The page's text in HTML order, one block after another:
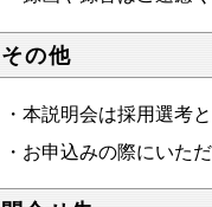
その他
・本説明会は採用選考
・お申込みの際にいた